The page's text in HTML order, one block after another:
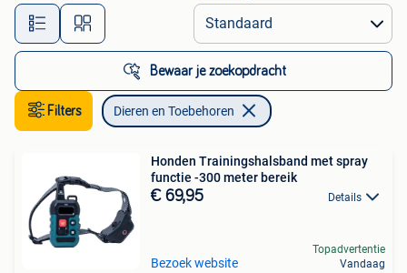
Alle afstanden…
Bewaar je zoekopdracht
Filters Dieren en Toebehoren
Honden Trainingshalsband met spray
functie -300 meter bereik
€ 69,95 Details
Bezoek website
Topadvertentie
Vandaag